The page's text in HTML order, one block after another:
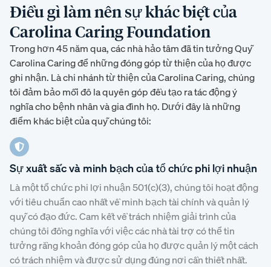
Điều gì làm nên sự khác biệt của
Carolina Caring Foundation
Trong hơn 45 năm qua, các nhà hảo tâm đã tin tưởng Quỹ
Carolina Caring để những đóng góp từ thiện của họ được
ghi nhận. Là chi nhánh từ thiện của Carolina Caring, chúng
tôi đảm bảo mỗi đô la quyên góp đều tạo ra tác động ý
nghĩa cho bệnh nhân và gia đình họ. Dưới đây là những
điểm khác biệt của quỹ chúng tôi:
Sự xuất sắc và minh bạch của tổ chức phi lợi nhuận
Là một tổ chức phi lợi nhuận 501(c)(3), chúng tôi hoạt động
với tiêu chuẩn cao nhất về minh bạch tài chính và quản lý
quỹ có đạo đức. Cam kết về trách nhiệm giải trình của
chúng tôi đồng nghĩa với việc các nhà tài trợ có thể tin
tưởng rằng khoản đóng góp của họ được quản lý một cách
có trách nhiệm và được sử dụng đúng nơi cần thiết nhất.